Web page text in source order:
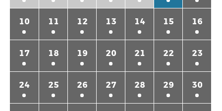
10 11 12 13 14 15 16
17 18 19 20 21 22 23
24 25 26 27 28 29 30